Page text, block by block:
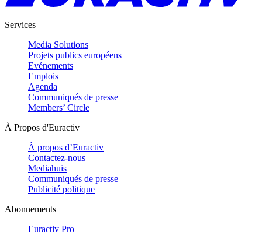
Services
Media Solutions
Projets publics européens
Evénements
Emplois
Agenda
Communiqués de presse
Members’ Circle
À Propos d'Euractiv
À propos d’Euractiv
Contactez-nous
Mediahuis
Communiqués de presse
Publicité politique
Abonnements
Euractiv Pro